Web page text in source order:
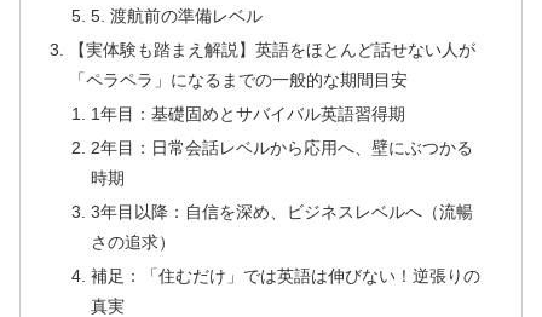
5. 渡航前の準備レベル
【実体験も踏まえ解説】英語をほとんど話せない人が
「ペラペラ」になるまでの一般的な期間目安
1年目：基礎固めとサバイバル英語習得期
2年目：日常会話レベルから応用へ、壁にぶつかる
時期
3年目以降：自信を深め、ビジネスレベルへ（流暢
さの追求）
補足：「住むだけ」では英語は伸びない！逆張りの
真実